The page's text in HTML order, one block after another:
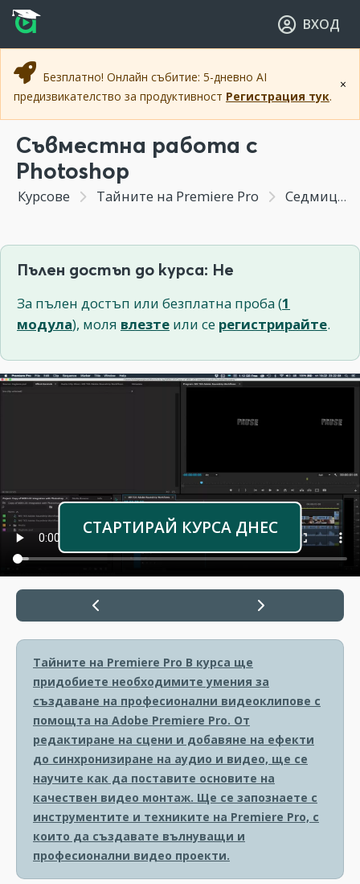
Прескочи към основното съдържание
Прескочи към навигацията
ВХОД
×
Безплатно! Онлайн събитие: 5-дневно AI
предизвикателство за продуктивност Регистрация тук.
Съвместна работа с
Photoshop
Курсове Тайните на Premiere Pro Седмица 9 - Бонус модул: Техники при работа с Adobe Premiere
Пълен достъп до курса: Не
За пълен достъп или безплатна проба (1
модула), моля влезте или се регистрирайте.
СТАРТИРАЙ КУРСА ДНЕС
Тайните на Premiere Pro В курса ще
придобиете необходимите умения за
създаване на професионални видеоклипове с
помощта на Adobe Premiere Pro. От
редактиране на сцени и добавяне на ефекти
до синхронизиране на аудио и видео, ще се
научите как да поставите основите на
качествен видео монтаж. Ще се запознаете с
инструментите и техниките на Premiere Pro, с
които да създавате вълнуващи и
професионални видео проекти.